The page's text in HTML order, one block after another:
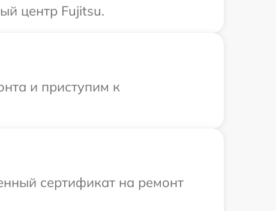
центр Fujitsu.
и приступим к
сертификат на ремонт